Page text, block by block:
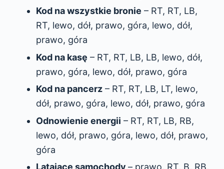
Kod na wszystkie bronie – RT, RT, LB,
RT, lewo, dół, prawo, góra, lewo, dół,
prawo, góra
Kod na kasę – RT, RT, LB, LB, lewo, dół,
prawo, góra, lewo, dół, prawo, góra
Kod na pancerz– RT, RT, LB, LT, lewo,
dół, prawo, góra, lewo, dół, prawo, góra
Odnowienie energii – RT, RT, LB, RB,
lewo, dół, prawo, góra, lewo, dół, prawo,
góra
Latające samochody – prawo, RT, B, RB,